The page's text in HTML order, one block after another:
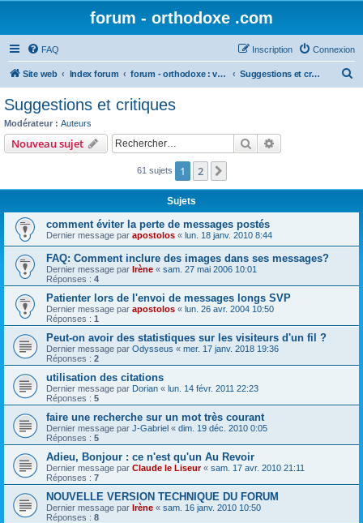
forum - orthodoxe .com
FAQ Connexion
Inscription
Site web Index forum forum - orthodoxe : vos remarques Suggestions et critiques
c
r
Suggestions et critiques
Modérateur : Auteurs
Nouveau sujet Rechercher
61 sujets 1 2
Sujets
comment éviter la perte de messages postés
Dernier message par apostolos « lun. 18 janv. 2010 8:44
FAQ: Comment inclure des images dans ses messages?
Dernier message par Irène « sam. 27 mai 2006 10:01
Réponses : 4
Patienter lors de l'envoi de messages longs SVP
Dernier message par apostolos « lun. 26 avr. 2004 10:50
Réponses : 1
Peut-on avoir des statistiques sur les visiteurs d'un fil ?
Dernier message par Odysseus « mer. 17 janv. 2018 19:36
Réponses : 2
utilisation des citations
Dernier message par Dorian « lun. 14 févr. 2011 22:23
Réponses : 5
faire une recherche sur un mot très courant
Dernier message par J-Gabriel « dim. 19 déc. 2010 0:05
Réponses : 5
Adieu, Bonjour : ce n'est qu'un Au Revoir
Dernier message par Claude le Liseur« sam. 17 avr. 2010 21:11
Réponses : 7
NOUVELLE VERSION TECHNIQUE DU FORUM
Dernier message par Irène « sam. 16 janv. 2010 10:50
Réponses : 8